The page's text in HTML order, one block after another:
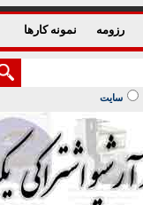
رزومه نمونه کارها
سایت